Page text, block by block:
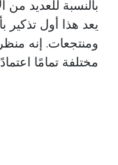
بالنسبة للعديد
يعد هذا أول
ومنتجعات. إنه
مختلفة تمامًا